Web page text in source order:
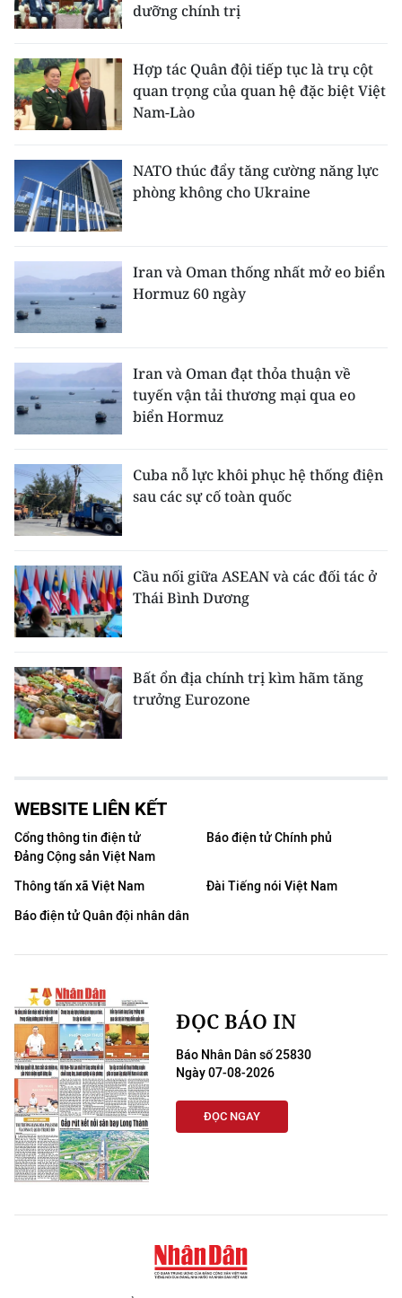
dưỡng chính trị
Hợp tác Quân đội tiếp tục là trụ cột
quan trọng của quan hệ đặc biệt Việt
Nam-Lào
NATO thúc đẩy tăng cường năng lực
phòng không cho Ukraine
Iran và Oman thống nhất mở eo biển
Hormuz 60 ngày
Iran và Oman đạt thỏa thuận về
tuyến vận tải thương mại qua eo
biển Hormuz
Cuba nỗ lực khôi phục hệ thống điện
sau các sự cố toàn quốc
Cầu nối giữa ASEAN và các đối tác ở
Thái Bình Dương
Bất ổn địa chính trị kìm hãm tăng
trưởng Eurozone
WEBSITE LIÊN KẾT
Cổng thông tin điện tử
Đảng Cộng sản Việt Nam
Báo điện tử Chính phủ
Thông tấn xã Việt Nam
Đài Tiếng nói Việt Nam
Báo điện tử Quân đội nhân dân
ĐỌC BÁO IN
Báo Nhân Dân số 25830
Ngày 07-08-2026
ĐỌC NGAY